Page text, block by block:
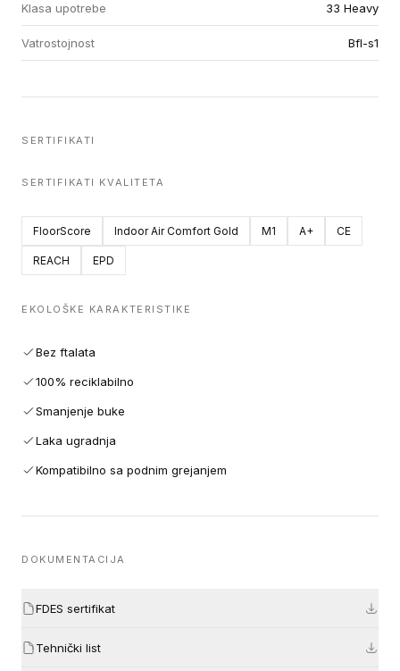
Klasa upotrebe 33 Heavy
Vatrostojnost Bfl-s1
SERTIFIKATI
SERTIFIKATI KVALITETA
FloorScore Indoor Air Comfort Gold M1 A+ CE
REACH EPD
EKOLOŠKE KARAKTERISTIKE
Bez ftalata
100% reciklabilno
Smanjenje buke
Laka ugradnja
Kompatibilno sa podnim grejanjem
DOKUMENTACIJA
FDES sertifikat
Tehnički list